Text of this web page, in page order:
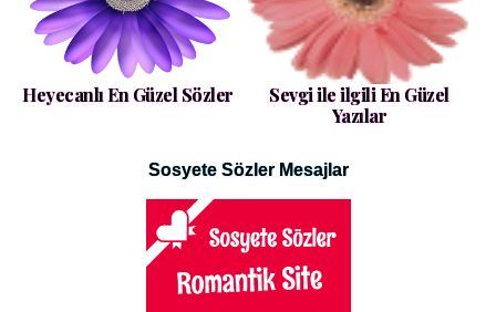
Heyecanlı En Güzel Sözler
Sevgi ile ilgili En Güzel
Yazılar
Sosyete Sözler Mesajlar